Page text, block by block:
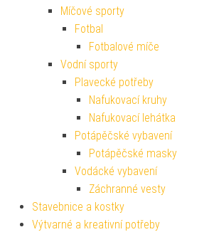
Míčové sporty
Fotbal
Fotbalové míče
Vodní sporty
Plavecké potřeby
Nafukovací kruhy
Nafukovací lehátka
Potápěčské vybavení
Potápěčské masky
Vodácké vybavení
Záchranné vesty
Stavebnice a kostky
Výtvarné a kreativní potřeby